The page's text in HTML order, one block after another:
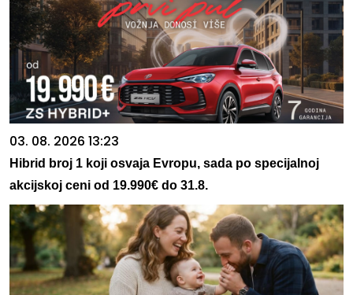
03. 08. 2026 13:23
Hibrid broj 1 koji osvaja Evropu, sada po specijalnoj
akcijskoj ceni od 19.990€ do 31.8.